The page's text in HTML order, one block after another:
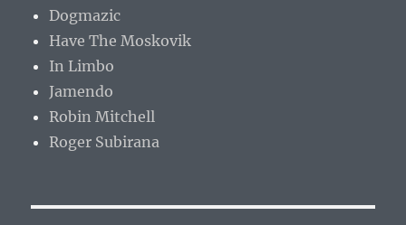
Dogmazic
Have The Moskovik
In Limbo
Jamendo
Robin Mitchell
Roger Subirana